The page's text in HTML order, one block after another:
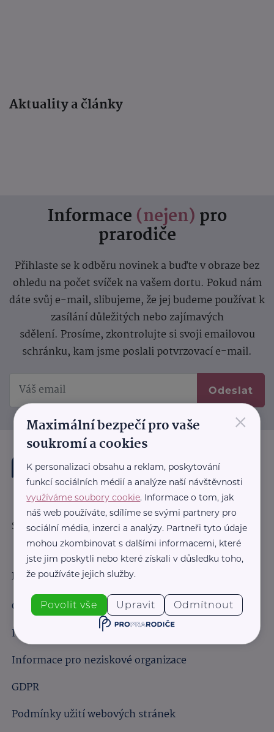
Aktuality a články
Informace (nejen) pro
prarodiče
Přihlaste se k odběru novinek a buďte v obraze bez
ohledu na počet svíček na vašem dortu. Pokud nám
dáte svůj e-mail, slibujeme, že jej budeme používat k
zasílání důležitých nebo zajímavých
sdělení. Prosíme, zkontrolujte si svoji emailovou
schránku, kam jsme poslali potvrzovací e-mail.
Odeslat
Sledujte nás:
Důležité odkazy
Obchodní podmínky
Informace pro obchodní partnery
Informace pro neziskové organizace
GDPR
Podmínky užití webových stránek
×
Maximální bezpečí pro vaše
soukromí a cookies
K personalizaci obsahu a reklam, poskytování
funkcí sociálních médií a analýze naší návštěvnosti
využíváme soubory cookie. Informace o tom, jak
náš web používáte, sdílíme se svými partnery pro
sociální média, inzerci a analýzy. Partneři tyto údaje
mohou zkombinovat s dalšími informacemi, které
jste jim poskytli nebo které získali v důsledku toho,
že používáte jejich služby.
Povolit vše Upravit Odmítnout